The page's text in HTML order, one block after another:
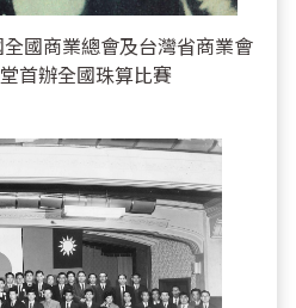
國商業總會及台灣省商業會
首辦全國珠算比賽